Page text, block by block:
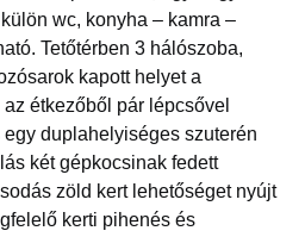
wc, konyha – kamra –
Tetőtérben 3 hálószoba,
kapott helyet a
étkezőből pár lépcsővel
duplahelyiséges szuterén
két gépkocsinak fedett
zöld kert lehetőséget nyújt
kerti pihenés és